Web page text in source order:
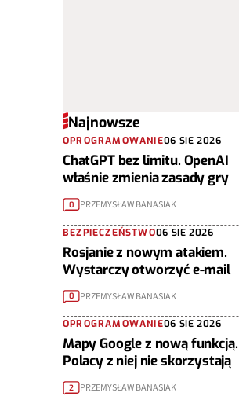
Najnowsze
OPROGRAMOWANIE06 SIE 2026
ChatGPT bez limitu. OpenAI
właśnie zmienia zasady gry
0 PRZEMYSŁAW BANASIAK
BEZPIECZEŃSTWO06 SIE 2026
Rosjanie z nowym atakiem.
Wystarczy otworzyć e-mail
0 PRZEMYSŁAW BANASIAK
OPROGRAMOWANIE06 SIE 2026
Mapy Google z nową funkcją.
Polacy z niej nie skorzystają
2 PRZEMYSŁAW BANASIAK